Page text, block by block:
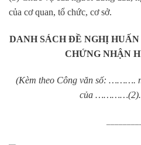
của cơ quan, tổ chức, cơ sở.
DANH SÁCH ĐỀ NGHỊ
CHỨNG NHẬN
(Kèm theo Công văn số:
của